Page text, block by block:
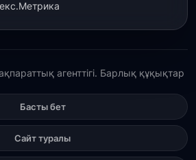
агенттігі. Барлық құқықтар
Басты бет
Сайт туралы